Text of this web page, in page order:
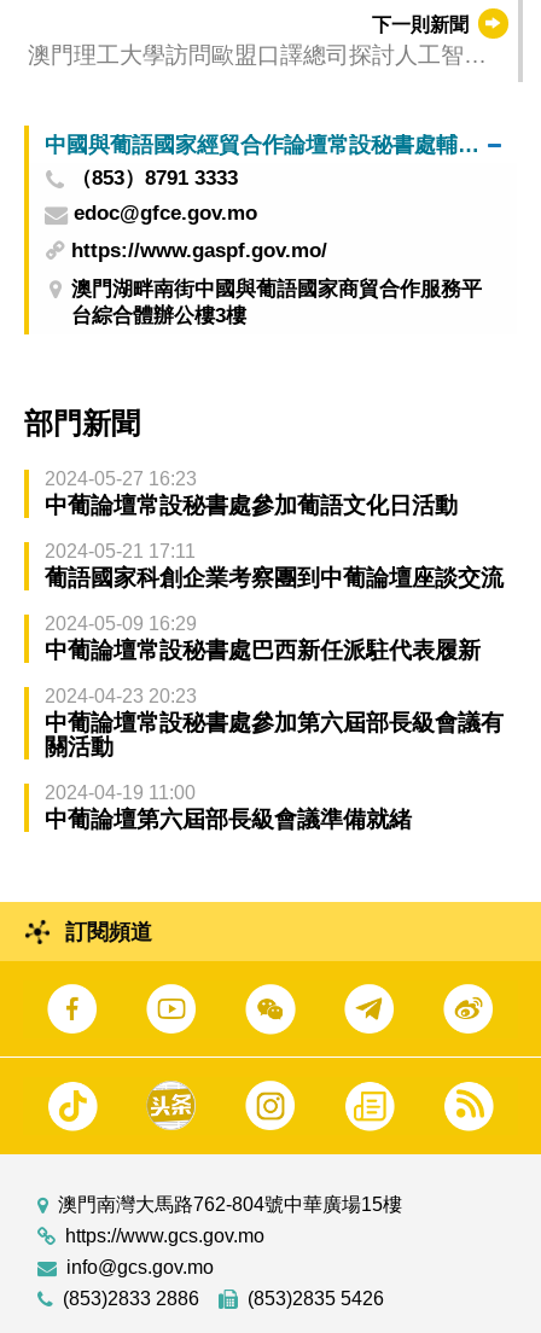
下一則新聞
澳門理工大學訪問歐盟口譯總司探討人工智能
中國與葡語國家經貿合作論壇常設秘書處輔助辦公室
（853）8791 3333
edoc@gfce.gov.mo
https://www.gaspf.gov.mo/
澳門湖畔南街中國與葡語國家商貿合作服務平
台綜合體辦公樓3樓
部門新聞
2024-05-27 16:23
中葡論壇常設秘書處參加葡語文化日活動
2024-05-21 17:11
葡語國家科創企業考察團到中葡論壇座談交流
2024-05-09 16:29
中葡論壇常設秘書處巴西新任派駐代表履新
2024-04-23 20:23
中葡論壇常設秘書處參加第六屆部長級會議有
關活動
2024-04-19 11:00
中葡論壇第六屆部長級會議準備就緒
訂閱頻道
澳門南灣大馬路762-804號中華廣場15樓
https://www.gcs.gov.mo
info@gcs.gov.mo
(853)2833 2886
(853)2835 5426